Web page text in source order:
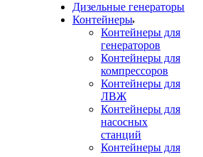
Дизельные генераторы
Контейнеры
Контейнеры для
генераторов
Контейнеры для
компрессоров
Контейнеры для
ЛВЖ
Контейнеры для
насосных
станций
Контейнеры для